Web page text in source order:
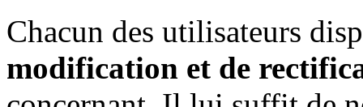
Chacun des utilisateurs
modification et de